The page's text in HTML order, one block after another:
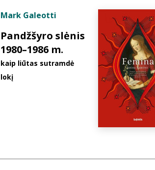
Mark Galeotti
Pandžšyro slėnis
1980–1986 m.
kaip liūtas sutramdė
lokį